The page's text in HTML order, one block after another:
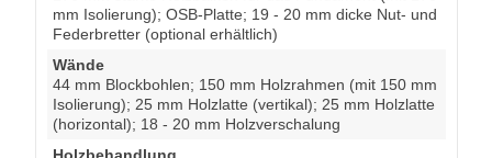
mm Isolierung); OSB-Platte; 19 - 20 mm dicke Nut- und
Federbretter (optional erhältlich)
Wände
44 mm Blockbohlen; 150 mm Holzrahmen (mit 150 mm
Isolierung); 25 mm Holzlatte (vertikal); 25 mm Holzlatte
(horizontal); 18 - 20 mm Holzverschalung
Holzbehandlung